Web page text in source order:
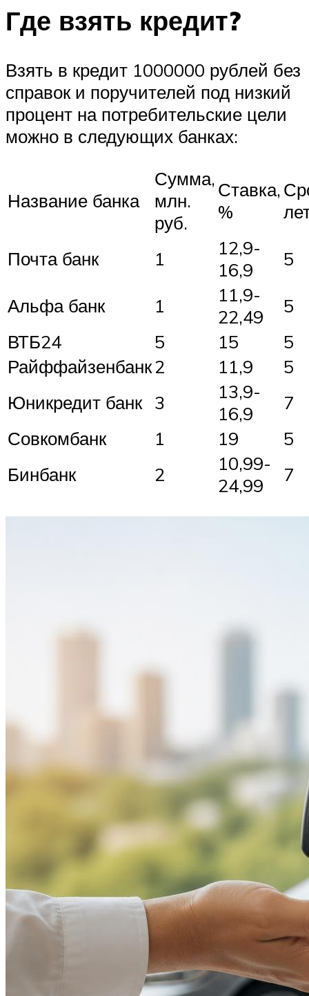
Где взять кредит?
Взять в кредит 1000000 рублей без
справок и поручителей под низкий
процент на потребительские цели
можно в следующих банках:
Название банка
Сумма,
млн.
руб.
Ставка,
%
Почта банк 1
12,9-
16,9
5
Альфа банк 1
11,9-
22,49
5
ВТБ24
5 15
5
Райффайзенбанк2 11,9
5
Юникредит банк 3
13,9-
16,9
7
Совкомбанк
1 19
5
Бинбанк
2
10,99-
24,99
7